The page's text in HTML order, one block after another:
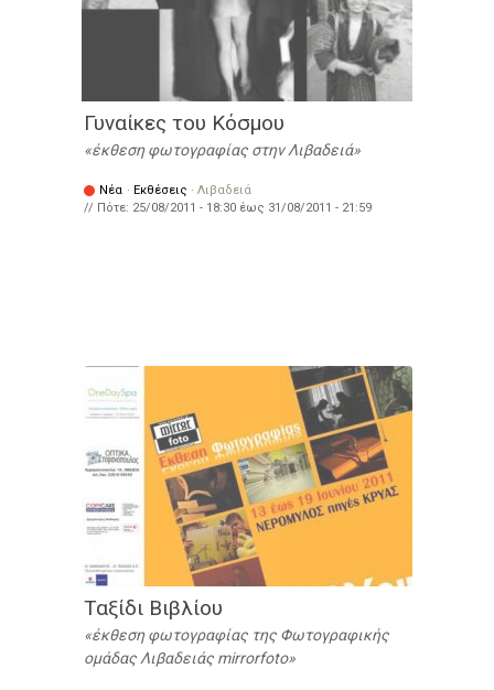
Γυναίκες του Κόσμου
έκθεση φωτογραφίας στην Λιβαδειά
Νέα · Εκθέσεις · Λιβαδειά
// Πότε: 25/08/2011 - 18:30 έως 31/08/2011 - 21:59
Ταξίδι Βιβλίου
έκθεση φωτογραφίας της Φωτογραφικής
ομάδας Λιβαδειάς mirrorfoto